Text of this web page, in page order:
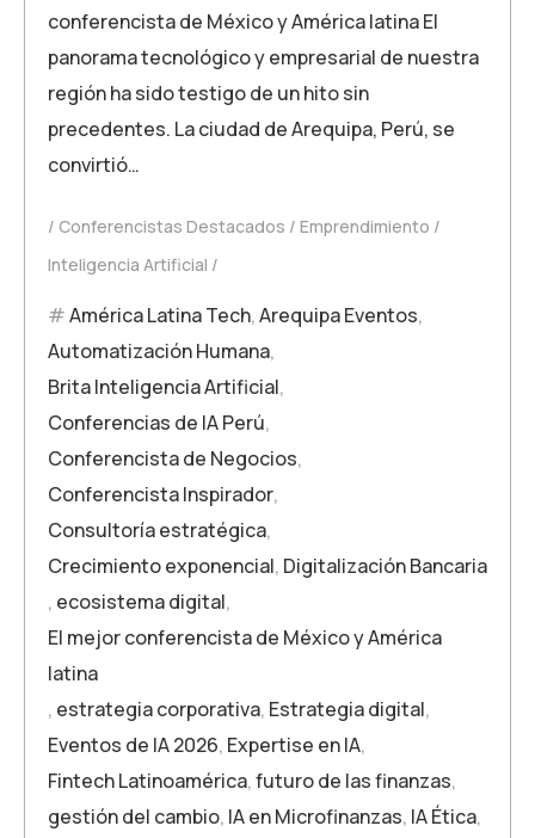
conferencista de México y América latina El
panorama tecnológico y empresarial de nuestra
región ha sido testigo de un hito sin
precedentes. La ciudad de Arequipa, Perú, se
convirtió…
Conferencistas Destacados
Emprendimiento
Inteligencia Artificial
América Latina Tech,Arequipa Eventos,
Automatización Humana,
Brita Inteligencia Artificial,
Conferencias de IA Perú,
Conferencista de Negocios,
Conferencista Inspirador,
Consultoría estratégica,
Crecimiento exponencial, Digitalización Bancaria
, ecosistema digital,
El mejor conferencista de México y América
latina
, estrategia corporativa, Estrategia digital,
Eventos de IA 2026, Expertise en IA,
Fintech Latinoamérica,futuro de las finanzas,
gestión del cambio, IA en Microfinanzas, IA Ética,